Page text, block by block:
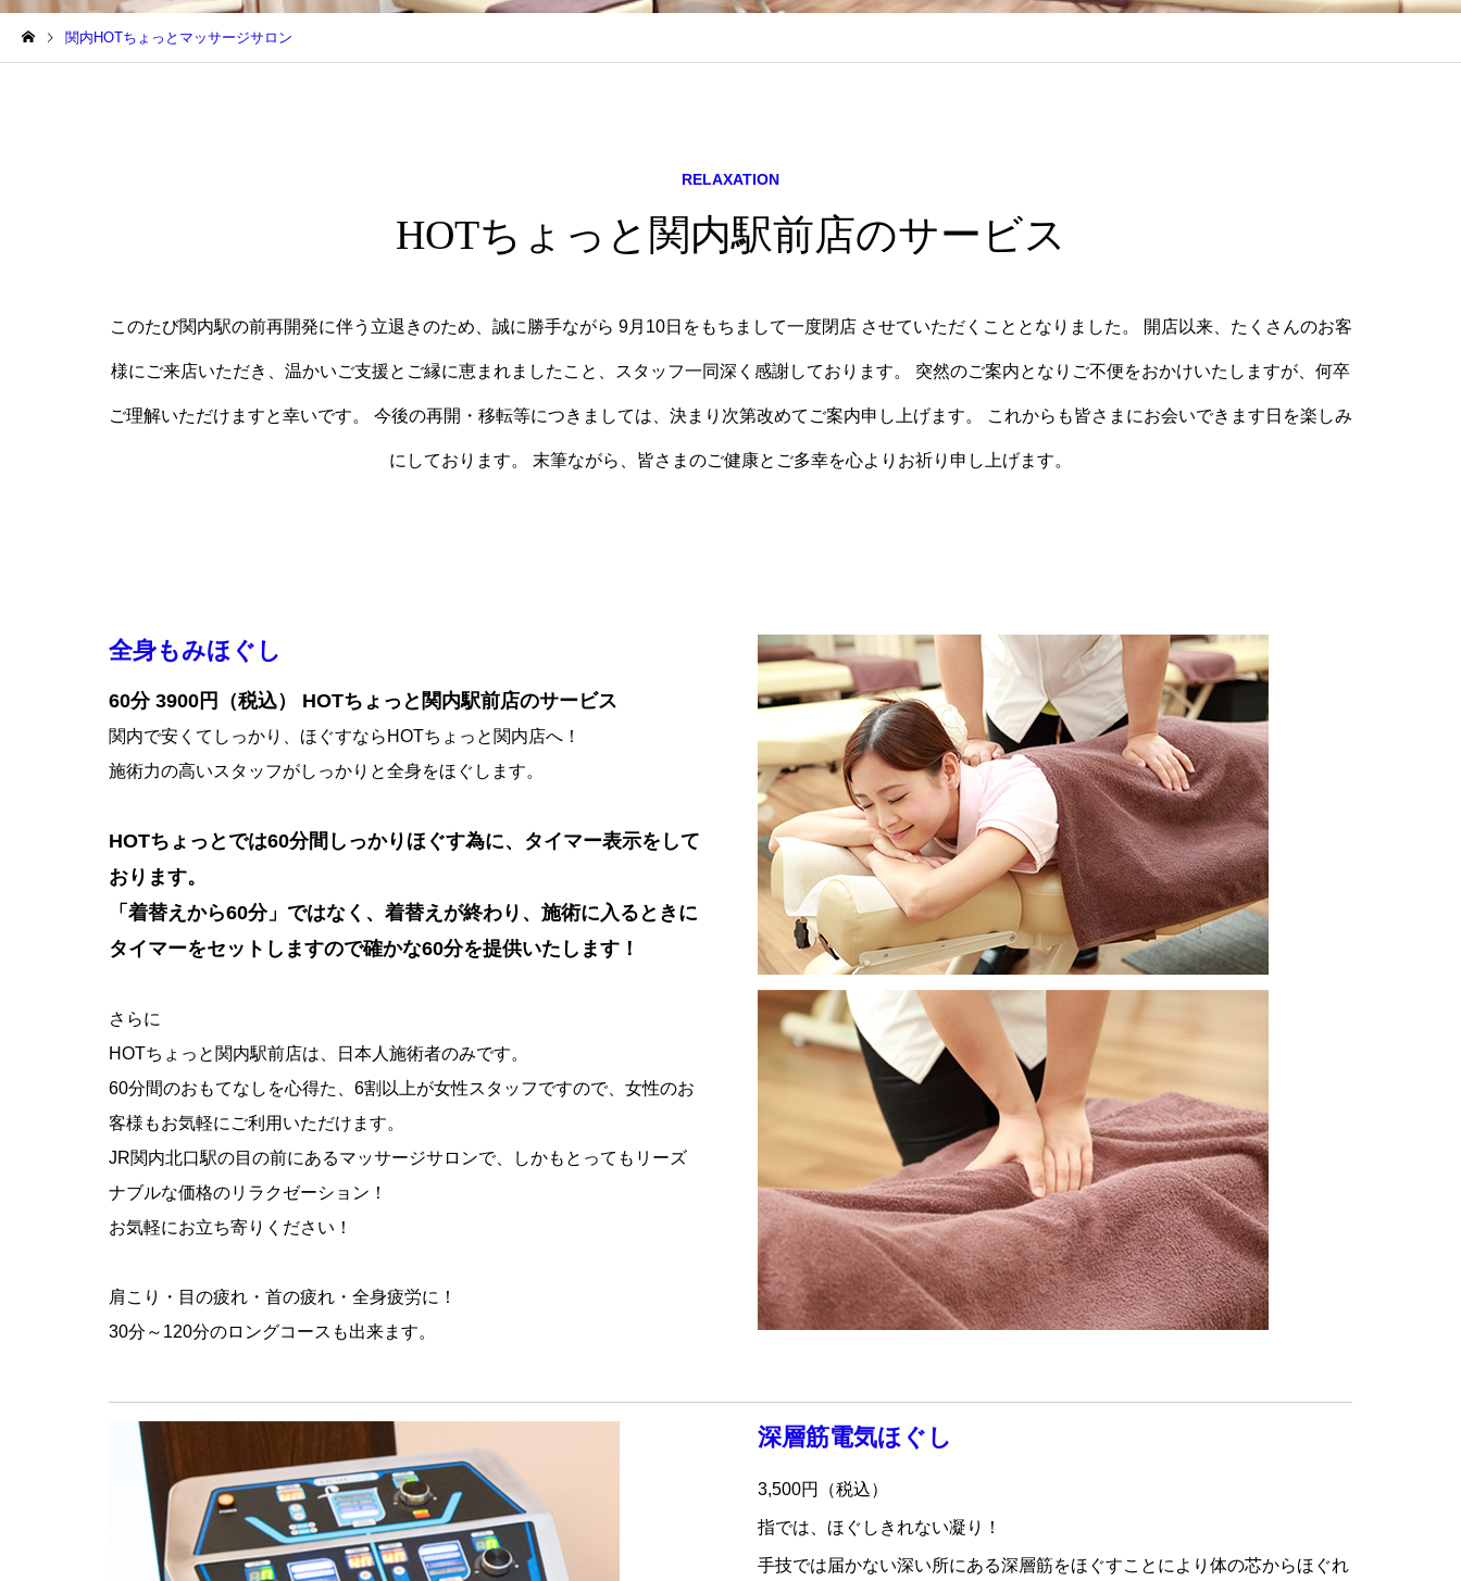
関内HOTちょっとマッサージサロン
RELAXATION
HOTちょっと関内駅前店のサービス
このたび関内駅の前再開発に伴う立退きのため、誠に勝手ながら 9月10日をもちまして一度閉店 させていただくこととなりました。 開店以来、たくさんのお客
様にご来店いただき、温かいご支援とご縁に恵まれましたこと、スタッフ一同深く感謝しております。 突然のご案内となりご不便をおかけいたしますが、何卒
ご理解いただけますと幸いです。 今後の再開・移転等につきましては、決まり次第改めてご案内申し上げます。 これからも皆さまにお会いできます日を楽しみ
にしております。 末筆ながら、皆さまのご健康とご多幸を心よりお祈り申し上げます。
全身もみほぐし
60分 3900円（税込） HOTちょっと関内駅前店のサービス
関内で安くてしっかり、ほぐすならHOTちょっと関内店へ！
施術力の高いスタッフがしっかりと全身をほぐします。
HOTちょっとでは60分間しっかりほぐす為に、タイマー表示をして
おります。
「着替えから60分」ではなく、着替えが終わり、施術に入るときに
タイマーをセットしますので確かな60分を提供いたします！
さらに
HOTちょっと関内駅前店は、日本人施術者のみです。
60分間のおもてなしを心得た、6割以上が女性スタッフですので、女性のお
客様もお気軽にご利用いただけます。
JR関内北口駅の目の前にあるマッサージサロンで、しかもとってもリーズ
ナブルな価格のリラクゼーション！
お気軽にお立ち寄りください！
肩こり・目の疲れ・首の疲れ・全身疲労に！
30分～120分のロングコースも出来ます。
深層筋電気ほぐし
3,500円（税込）
指では、ほぐしきれない凝り！
手技では届かない深い所にある深層筋をほぐすことにより体の芯からほぐれ